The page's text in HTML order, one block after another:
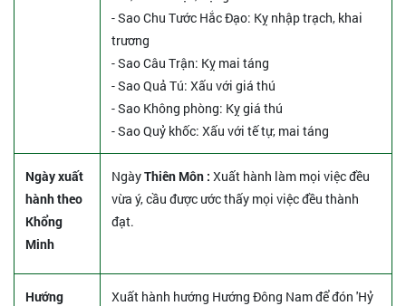
- Sao Chu Tước Hắc Đạo: Kỵ nhập trạch, khai
trương
- Sao Câu Trận: Kỵ mai táng
- Sao Quả Tú: Xấu với giá thú
- Sao Không phòng: Kỵ giá thú
- Sao Quỷ khốc: Xấu với tế tự, mai táng
Ngày xuất
hành theo
Khổng
Minh
NgàyThiên Môn : Xuất hành làm mọi việc đều
vừa ý, cầu được ước thấy mọi việc đều thành
đạt.
Hướng
Xuất hành hướng Hướng Đông Nam để đón 'Hỷ